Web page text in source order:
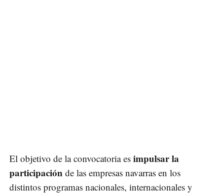
El objetivo de la convocatoria es impulsar la
participación de las empresas navarras en los
distintos programas nacionales, internacionales y